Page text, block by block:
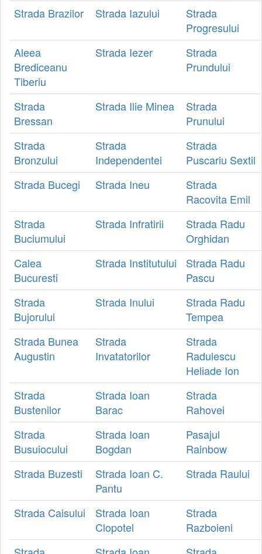
Strada Brazilor
Strada Iazului
Strada
Progresului
Aleea
Brediceanu
Tiberiu
Strada Iezer
Strada
Prundului
Strada
Bressan
Strada Ilie Minea
Strada
Prunului
Strada
Bronzului
Strada
Independentei
Strada
Puscariu Sextil
Strada Bucegi
Strada Ineu
Strada
Racovita Emil
Strada
Buciumului
Strada Infratirii
Strada Radu
Orghidan
Calea
Bucuresti
Strada Institutului
Strada Radu
Pascu
Strada
Bujorului
Strada Inului
Strada Radu
Tempea
Strada Bunea
Augustin
Strada
Invatatorilor
Strada
Radulescu
Heliade Ion
Strada
Bustenilor
Strada Ioan
Barac
Strada
Rahovei
Strada
Busuiocului
Strada Ioan
Bogdan
Pasajul
Rainbow
Strada Buzesti
Strada Ioan C.
Pantu
Strada Raului
Strada Caisului
Strada Ioan
Clopotel
Strada
Razboieni